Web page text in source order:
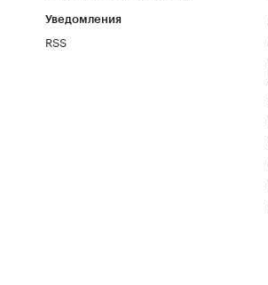
Уведомления
RSS